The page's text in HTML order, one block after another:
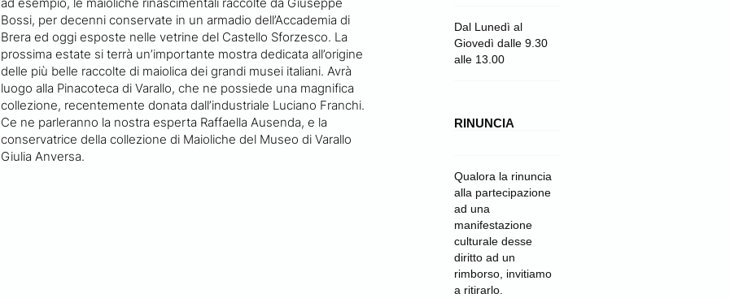
Bossi, per decenni conservate in un armadio dell’Accademia di
Brera ed oggi esposte nelle vetrine del Castello Sforzesco. La
prossima estate si terrà un’importante mostra dedicata all’origine
delle più belle raccolte di maiolica dei grandi musei italiani. Avrà
luogo alla Pinacoteca di Varallo, che ne possiede una magnifica
collezione, recentemente donata dall’industriale Luciano Franchi.
Ce ne parleranno la nostra esperta Raffaella Ausenda, e la
conservatrice della collezione di Maioliche del Museo di Varallo
Giulia Anversa.
Dal Lunedì al
Giovedì dalle 9.30
alle 13.00
RINUNCIA
Qualora la rinuncia
alla partecipazione
ad una
manifestazione
culturale desse
diritto ad un
rimborso, invitiamo
a ritirarlo.